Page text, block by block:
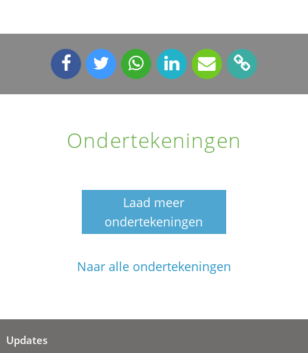
Ondertekeningen
Laad meer
ondertekeningen
Naar alle ondertekeningen
Updates